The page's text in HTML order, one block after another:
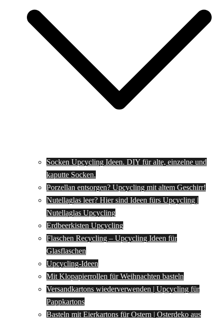
Socken Upcycling Ideen. DIY für alte, einzelne und
kaputte Socken.
Porzellan entsorgen? Upcycling mit altem Geschirr!
Nutellaglas leer? Hier sind Ideen fürs Upcycling |
Nutellaglas Upcycling
Erdbeerkisten Upcycling
Flaschen Recycling – Upcycling Ideen für
Glasflaschen
Upcycling-Ideen
Mit Klopapierrollen für Weihnachten basteln
Versandkartons wiederverwenden | Upcycling für
Pappkartons
Basteln mit Eierkartons für Ostern | Osterdeko aus